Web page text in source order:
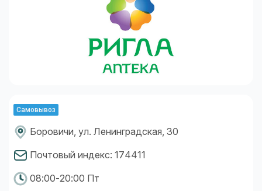
Самовывоз
Боровичи, ул. Ленинградская, 30
Почтовый индекс: 174411
08:00-20:00 Пт